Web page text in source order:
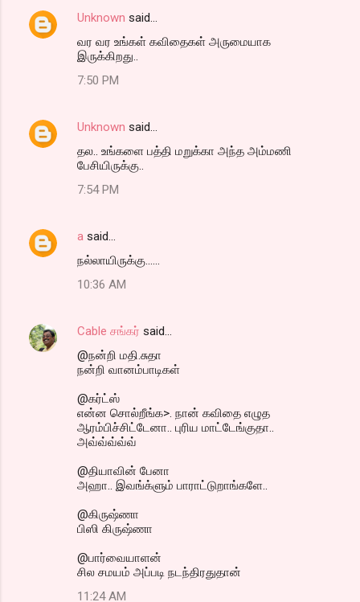
Unknown said…
வர வர உங்கள் கவிதைகள் அருமையாக
இருக்கிறது..
7:50 PM
Unknown said…
தல.. உங்களை பத்தி மறுக்கா அந்த அம்மணி
பேசியிருக்கு..
7:54 PM
a said…
நல்லாயிருக்கு......
10:36 AM
Cable சங்கர் said…
@நன்றி மதி.சுதா
நன்றி வானம்பாடிகள்
@கர்ட்ஸ்
என்ன சொல்றீங்க>. நான் கவிதை எழுத
ஆரம்பிச்சிட்டேனா.. புரிய மாட்டேங்குதா..
அவ்வ்வ்வ்வ்
@தியாவின் பேனா
அஹா.. இவங்க்ளும் பாராட்டுறாங்களே..
@கிருஷ்ணா
பிஸி கிருஷ்ணா
@பார்வையாளன்
சில சமயம் அப்படி நடந்திரதுதான்
11:24 AM